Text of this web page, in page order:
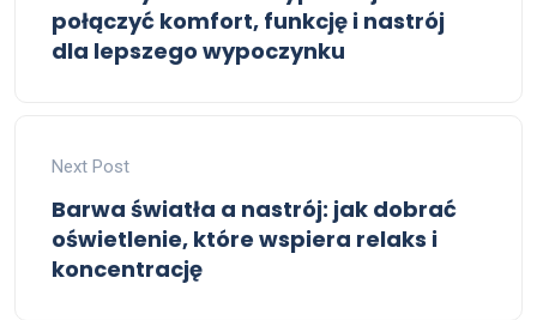
połączyć komfort, funkcję i nastrój
dla lepszego wypoczynku
Next Post
Barwa światła a nastrój: jak dobrać
oświetlenie, które wspiera relaks i
koncentrację